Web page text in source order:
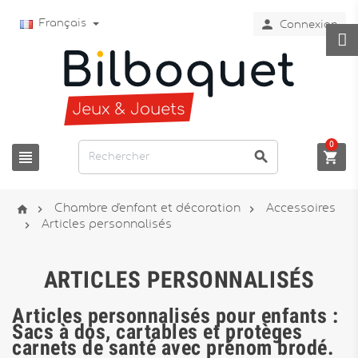
Français  Connexion
  
0
  Chambre d'enfant et décoration  Accessoires
 Articles personnalisés
ARTICLES PERSONNALISÉS
Articles personnalisés pour enfants :
Sacs à dos, cartables et protèges
carnets de santé avec prénom brodé.